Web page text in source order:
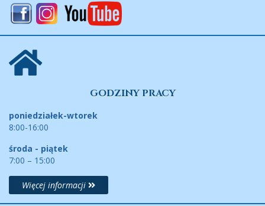
GODZINY PRACY
poniedziałek-wtorek
8:00-16:00
środa - piątek
7:00 – 15:00
Więcej informacji